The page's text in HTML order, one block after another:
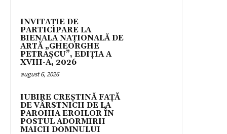
INVITAȚIE DE
PARTICIPARE LA
BIENALA NAȚIONALĂ DE
ARTĂ „GHEORGHE
PETRAȘCU”, EDIŢIA A
XVIII-A, 2026
august 6, 2026
IUBIRE CREȘTINĂ FAȚĂ
DE VÂRSTNICII DE LA
PAROHIA EROILOR ÎN
POSTUL ADORMIRII
MAICII DOMNULUI